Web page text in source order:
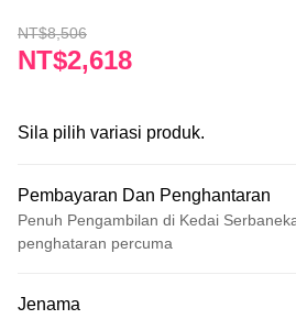
NT$8,506
NT$2,618
Sila pilih variasi produk.
Pembayaran Dan Penghantaran
Penuh Pengambilan di Kedai
penghataran percuma
Kad Kredit (Bayaran Penuh)
Jenama